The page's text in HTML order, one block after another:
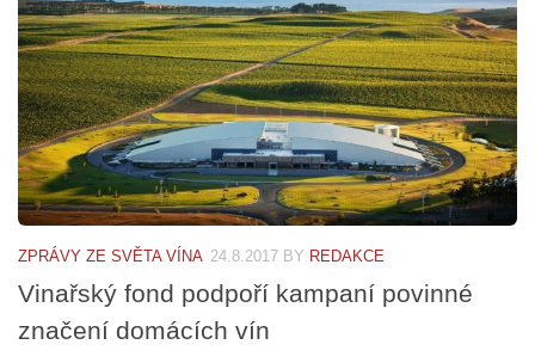
ZPRÁVY ZE SVĚTA VÍNA 24.8.2017 BY REDAKCE
Vinařský fond podpoří kampaní povinné
značení domácích vín